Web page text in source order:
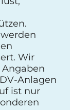
Wir
Anlagen
ist nur